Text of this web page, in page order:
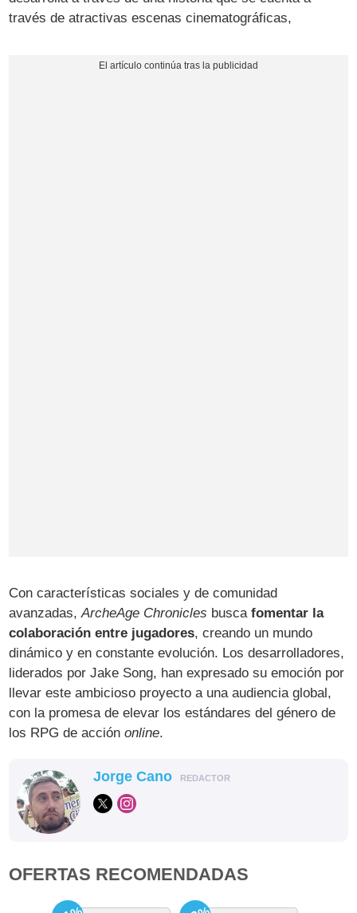
través de atractivas escenas cinematográficas,
Con características sociales y de comunidad
avanzadas,ArcheAge Chronicles buscafomentar la
colaboración entre jugadores, creando un mundo
dinámico y en constante evolución. Los desarrolladores,
liderados por Jake Song, han expresado su emoción por
llevar este ambicioso proyecto a una audiencia global,
con la promesa de elevar los estándares del género de
los RPG de acciónonline.
Jorge Cano REDACTOR
OFERTAS RECOMENDADAS